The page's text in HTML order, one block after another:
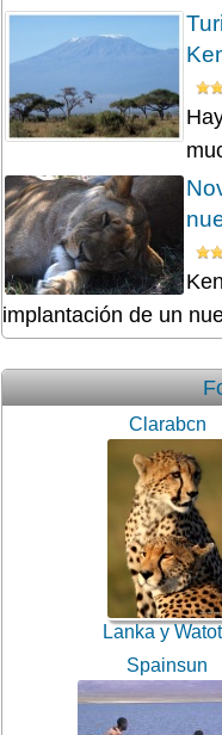
implantación de un
Clarabcn
Lanka y
Spainsun